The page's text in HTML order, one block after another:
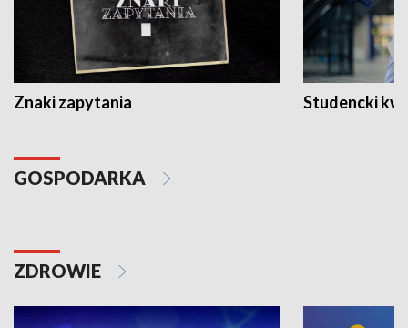
Znaki zapytania Studencki
GOSPODARKA
ZDROWIE